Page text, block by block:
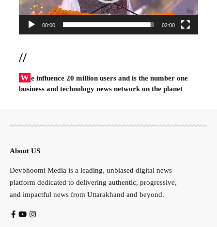
00:00 02:00
//
W e influence 20 million users and is the number one
business and technology news network on the planet
About US
Devbhoomi Media is a leading, unbiased digital news
platform dedicated to delivering authentic, progressive,
and impactful news from Uttarakhand and beyond.